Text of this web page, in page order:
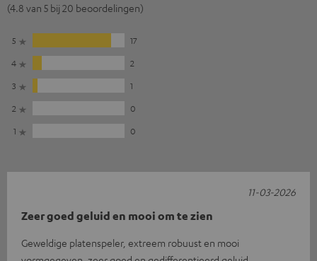
(4.8 van 5 bij 20 beoordelingen)
5
17
4
2
3
1
2
0
1
0
Zeer goed geluid en mooi om te zien
Geweldige platenspeler, extreem robuust en mooi
11-03-2026